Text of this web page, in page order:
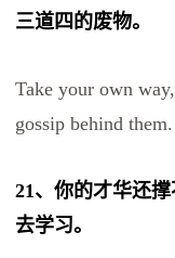
三道四的废物。
Take your own
gossip behind them.
21、你的才华还
去学习。